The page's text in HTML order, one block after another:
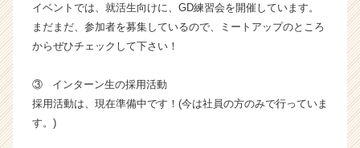
届
く
就
サ
イ
イベントでは、就活生向けに、GD練習会を開催しています。
まだまだ、参加者を募集しているので、ミートアップのところ
からぜひチェックして下さい！
③ インターン生の採用活動
採用活動は、現在準備中です！(今は社員の方のみで行っていま
す。)